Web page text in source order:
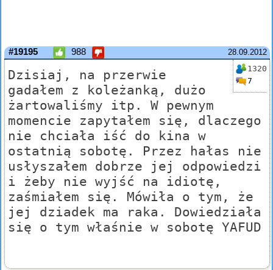
28.09.2012
#19195 988
1320
7
Dzisiaj, na przerwie
gadałem z koleżanką, dużo
żartowaliśmy itp. W pewnym
momencie zapytałem się, dlaczego
nie chciała iść do kina w
ostatnią sobotę. Przez hałas nie
usłyszałem dobrze jej odpowiedzi
i żeby nie wyjść na idiotę,
zaśmiałem się. Mówiła o tym, że
jej dziadek ma raka. Dowiedziała
się o tym właśnie w sobotę YAFUD